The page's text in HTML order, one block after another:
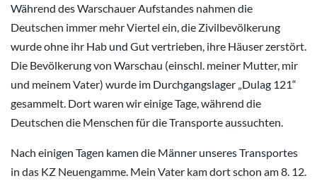
Während des Warschauer Aufstandes nahmen die
Deutschen immer mehr Viertel ein, die Zivilbevölkerung
wurde ohne ihr Hab und Gut vertrieben, ihre Häuser zerstört.
Die Bevölkerung von Warschau (einschl. meiner Mutter, mir
und meinem Vater) wurde im Durchgangslager „Dulag 121“
gesammelt. Dort waren wir einige Tage, während die
Deutschen die Menschen für die Transporte aussuchten.
Nach einigen Tagen kamen die Männer unseres Transportes
in das KZ Neuengamme. Mein Vater kam dort schon am 8. 12.